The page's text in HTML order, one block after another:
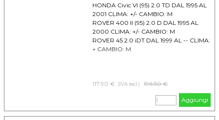
HONDA Civic VI (95) 2.0 TD DAL 1995 AL
2001 CLIMA: +/- CAMBIO: M
ROVER 400 II (95) 2.0 D DAL 1995 AL
2000 CLIMA: +/- CAMBIO: M
ROVER 45 2.0 iDT DAL 1999 AL -- CLIMA:
+ CAMBIO: M
117.90 € (IVA escl.) Prezzo senza sconto
196.50 €
Aggiungi